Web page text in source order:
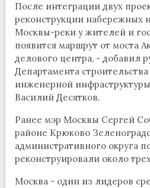
После интеграции двух
реконструкции набережных
Москвы-реки у жителей и
появится маршрут от моста
делового центра, - добавил
Департамента
инженерной
Василий Десятков.
Ранее мэр Москвы Сергей
районе Крюково
административного округа
реконструировали около
Москва - один из лидеров